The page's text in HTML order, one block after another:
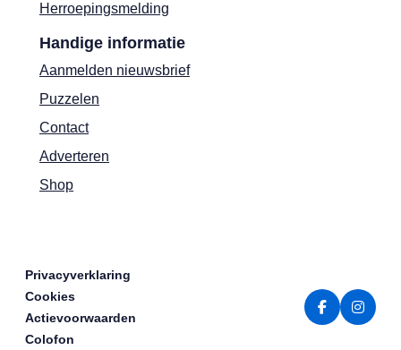
Herroepingsmelding
Handige informatie
Aanmelden nieuwsbrief
Puzzelen
Contact
Adverteren
Shop
Privacyverklaring
Cookies
Actievoorwaarden
Colofon